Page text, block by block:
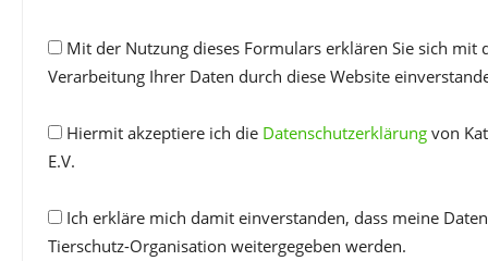
Mit der Nutzung dieses Formulars erklären Sie sich mit
Verarbeitung Ihrer Daten durch diese Website
Hiermit akzeptiere ich die Datenschutzerklärung von
E.V.
Ich erkläre mich damit einverstanden, dass meine
Tierschutz-Organisation weitergegeben werden.